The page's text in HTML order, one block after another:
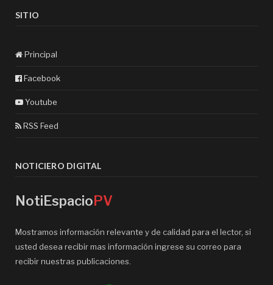
SITIO
Principal
Facebook
Youtube
RSS Feed
NOTICIERO DIGITAL
NotiEspacioPV
Mostramos información relevante y de calidad para el lector, si
usted desea recibir mas información ingrese su correo para
recibir nuestras publicaciones.